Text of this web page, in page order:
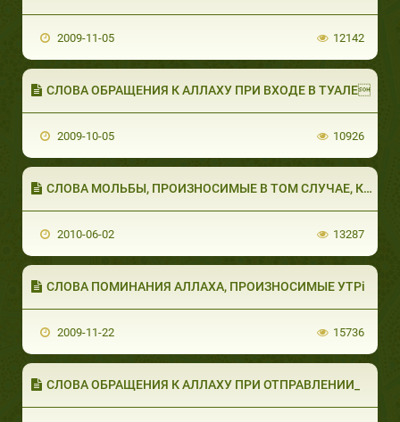
2009-11-05 12142
СЛОВА ОБРАЩЕНИЯ К АЛЛАХУ ПРИ ВХОДЕ В ТУАЛЕ
2009-10-05 10926
СЛОВА МОЛЬБЫ, ПРОИЗНОСИМЫЕ В ТОМ СЛУЧАЕ, КО&#
2010-06-02 13287
СЛОВА ПОМИНАНИЯ АЛЛАХА, ПРОИЗНОСИМЫЕ УТРi
2009-11-22 15736
СЛОВА ОБРАЩЕНИЯ К АЛЛАХУ ПРИ ОТПРАВЛЕНИИ_